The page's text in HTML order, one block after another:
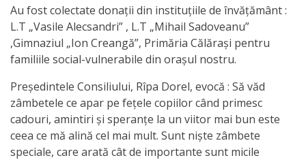
Actelor
Locale
Primăria
Aparatul
Primăriei
Au fost colectate donații din instituțiile de învățământ :
L.T „Vasile Alecsandri” , L.T „Mihail Sadoveanu”
,Gimnaziul „Ion Creangă”, Primăria Călărași pentru
familiile social-vulnerabile din orașul nostru.
Președintele Consiliului, Rîpa Dorel, evocă : Să văd
zâmbetele ce apar pe fețele copiilor când primesc
cadouri, amintiri și speranțe la un viitor mai bun este
ceea ce mă alină cel mai mult. Sunt niște zâmbete
speciale, care arată cât de importante sunt micile